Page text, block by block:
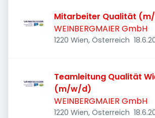
Mitarbeiter Qualität
WEINBERGMAIER GmbH
1220 Wien, Österreich
Teamleitung Qualität
(m/w/d)
WEINBERGMAIER GmbH
1220 Wien, Österreich